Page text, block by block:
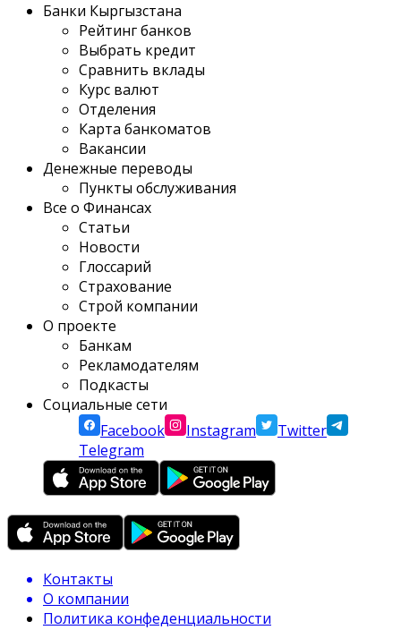
Банки Кыргызстана
Рейтинг банков
Выбрать кредит
Сравнить вклады
Курс валют
Отделения
Карта банкоматов
Вакансии
Денежные переводы
Пункты обслуживания
Все о Финансах
Статьи
Новости
Глоссарий
Страхование
Строй компании
О проекте
Банкам
Рекламодателям
Подкасты
Социальные сети
Facebook
Instagram
Twitter
Telegram
Контакты
О компании
Политика конфеденциальности